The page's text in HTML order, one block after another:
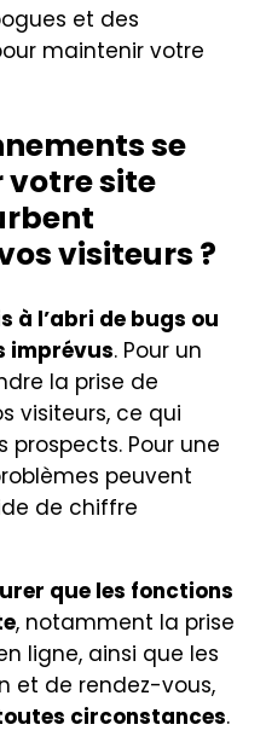
et des
maintenir votre
se
site
visiteurs ?
à l’abri de bugs ou
imprévus. Pour un
la prise de
visiteurs, ce qui
Pour une
peuvent
de chiffre
que les fonctions
, notamment la prise
ligne, ainsi que les
et de rendez-vous,
circonstances.